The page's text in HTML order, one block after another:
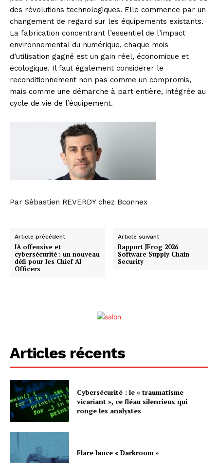
des révolutions technologiques. Elle commence par un
changement de regard sur les équipements existants.
La fabrication concentrant l’essentiel de l’impact
environnemental du numérique, chaque mois
d’utilisation gagné est un gain réel, économique et
écologique. Il faut également considérer le
reconditionnement non pas comme un compromis,
mais comme une démarche à part entière, intégrée au
cycle de vie de l’équipement.
Par Sébastien REVERDY chez Bconnex
Article précédent
IA offensive et
cybersécurité : un nouveau
défi pour les Chief AI
Officers
Article suivant
Rapport JFrog 2026
Software Supply Chain
Security
Articles récents
Cybersécurité : le « traumatisme
vicariant », ce fléau silencieux qui
ronge les analystes
Flare lance « Darkroom »